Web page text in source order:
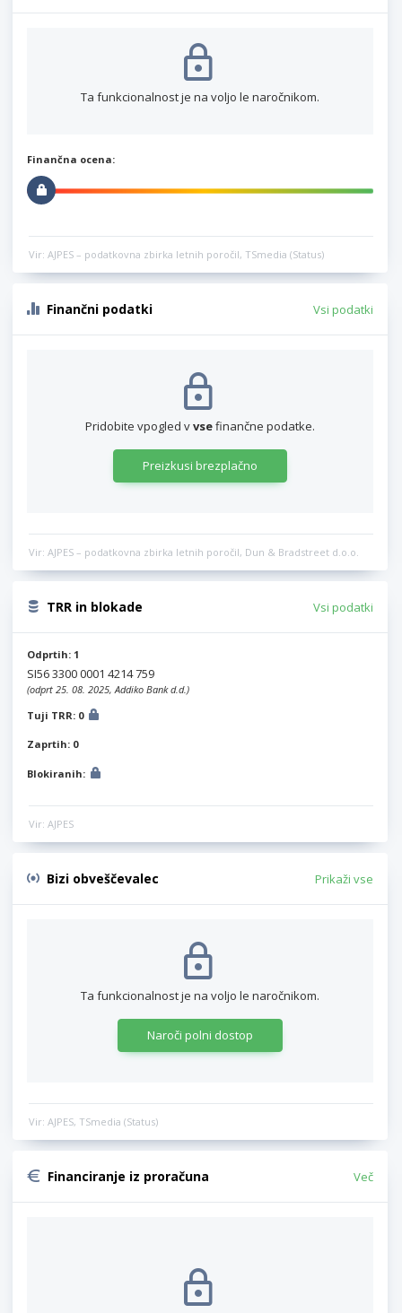
Ta funkcionalnost je na voljo le naročnikom.
Finančna ocena:
Vir: AJPES – podatkovna zbirka letnih poročil, TSmedia (Status)
Finančni podatki Vsi podatki
Pridobite vpogled vvsefinančne podatke.
Preizkusi brezplačno
Vir: AJPES – podatkovna zbirka letnih poročil, Dun & Bradstreet d.o.o.
TRR in blokade Vsi podatki
Odprtih: 1
SI56 3300 0001 4214 759
(odprt 25. 08. 2025, Addiko Bank d.d.)
Tuji TRR: 0
Zaprtih: 0
Blokiranih:
Vir: AJPES
Bizi obveščevalec Prikaži vse
Ta funkcionalnost je na voljo le naročnikom.
Naroči polni dostop
Vir: AJPES, TSmedia (Status)
Financiranje iz proračuna Več